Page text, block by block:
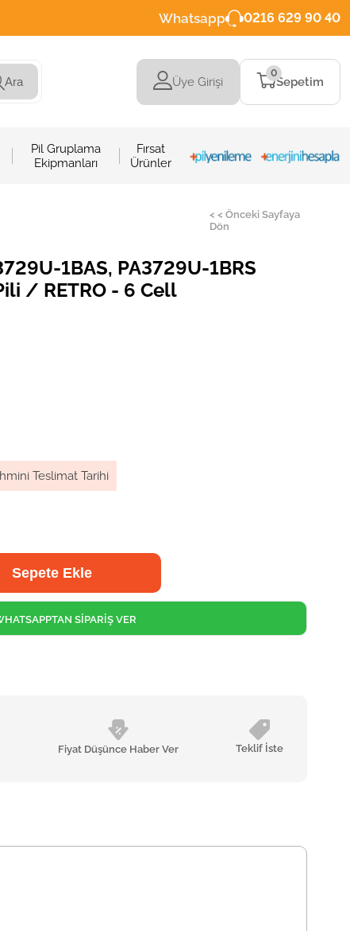
Whatsapp 0216 629 90 40
Ara Üye Girişi Sepetim
0
Pil Gruplama
Ekipmanları
Fırsat
Ürünler
< < Önceki Sayfaya
Dön
1BAS, PA3729U-1BRS
/ RETRO - 6 Cell
Teslimat Tarihi
Fiyat Düşünce Haber Ver Teklif İste
SİPARİŞ VER